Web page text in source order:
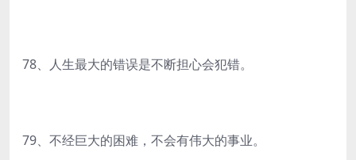
78、人生最大的错误是不断担心会犯错。
79、不经巨大的困难，不会有伟大的事业。